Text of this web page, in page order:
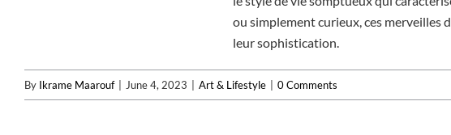
ou simplement curieux, ces merveilles
leur sophistication.
By Ikrame Maarouf June 4, 2023 Art & Lifestyle 0 Comments